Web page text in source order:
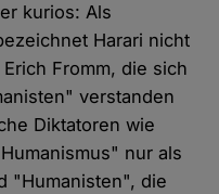
kurios: Als
Harari nicht
Fromm, die sich
verstanden
Diktatoren wie
nur als
"Humanisten", die